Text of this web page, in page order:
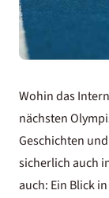
Wohin das
nächsten
Geschichten
sicherlich auch
auch: Ein Blick